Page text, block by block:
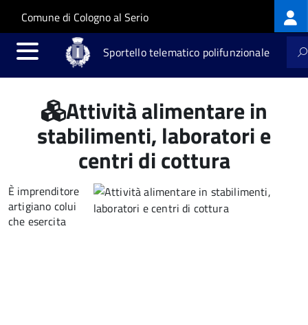
Salta al contenuto principale
Skip to site navigation
Comune di Cologno al Serio
Sportello telematico polifunzionale
Attività alimentare in
stabilimenti, laboratori e
centri di cottura
È imprenditore
artigiano colui
che esercita